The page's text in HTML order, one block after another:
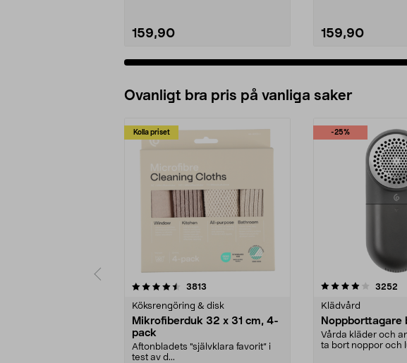
159,90 159,90
Ovanligt bra pris på vanliga saker
Kolla priset
3813
Köksrengöring & disk
Mikrofiberduk 32 x 31 cm, 4-
pack
Aftonbladets "självklara favorit” i
test av d...
-25%
4.0av 5 stjärnor 3252
Klädvård
Noppborttagare
Vårda kläder och
ta bort noppor och
4.5av 5